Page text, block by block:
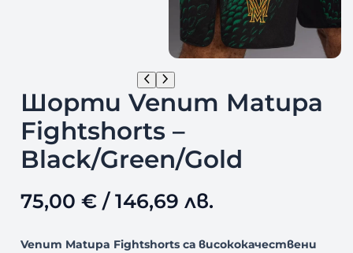
Шорти Venum Matupa
Fightshorts –
Black/Green/Gold
75,00 €/ 146,69 лв.
Venum Matupa Fightshorts са висококачествени